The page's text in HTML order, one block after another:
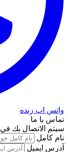
واتس اپ زنده
تماس با ما
سيتم الاتصال بك في
نام کامل
آدرس ایمیل